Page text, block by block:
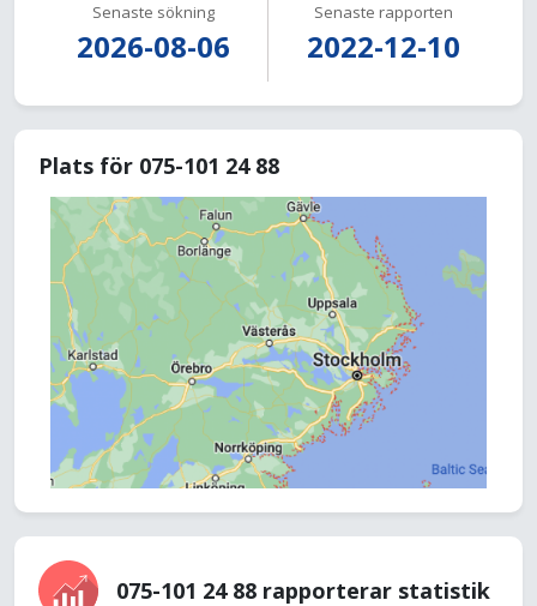
Senaste sökning
2026-08-06
Senaste rapporten
2022-12-10
Plats för 075-101 24 88
075-101 24 88 rapporterar statistik